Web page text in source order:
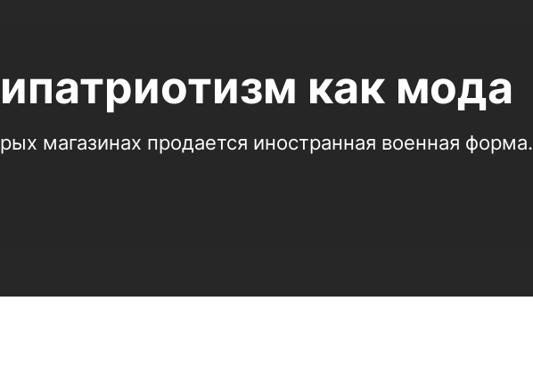
как мода
магазинах продается иностранная военная форма.